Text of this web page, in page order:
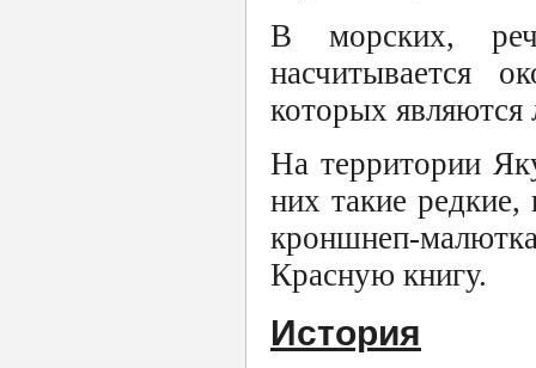
В морских,
насчитывается
которых являются
На территории
них такие
кроншнеп-
Красную книгу.
История